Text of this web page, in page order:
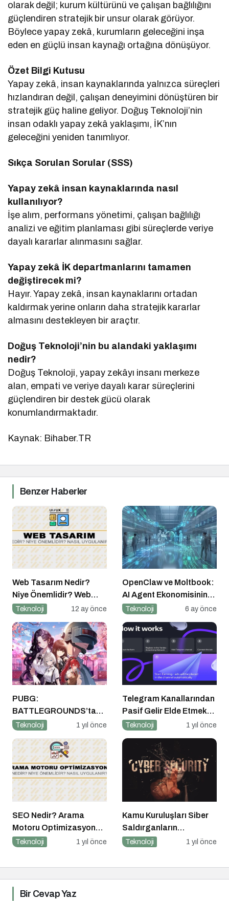
olarak değil; kurum kültürünü ve çalışan bağlılığını
güçlendiren stratejik bir unsur olarak görüyor.
Böylece yapay zekâ, kurumların geleceğini inşa
eden en güçlü insan kaynağı ortağına dönüşüyor.
Özet Bilgi Kutusu
Yapay zekâ, insan kaynaklarında yalnızca süreçleri
hızlandıran değil, çalışan deneyimini dönüştüren bir
stratejik güç haline geliyor. Doğuş Teknoloji’nin
insan odaklı yapay zekâ yaklaşımı, İK’nın
geleceğini yeniden tanımlıyor.
Sıkça Sorulan Sorular (SSS)
Yapay zekâ insan kaynaklarında nasıl
kullanılıyor?
İşe alım, performans yönetimi, çalışan bağlılığı
analizi ve eğitim planlaması gibi süreçlerde veriye
dayalı kararlar alınmasını sağlar.
Yapay zekâ İK departmanlarını tamamen
değiştirecek mi?
Hayır. Yapay zekâ, insan kaynaklarını ortadan
kaldırmak yerine onların daha stratejik kararlar
almasını destekleyen bir araçtır.
Doğuş Teknoloji’nin bu alandaki yaklaşımı
nedir?
Doğuş Teknoloji, yapay zekâyı insanı merkeze
alan, empati ve veriye dayalı karar süreçlerini
güçlendiren bir destek gücü olarak
konumlandırmaktadır.
Kaynak: Bihaber.TR
Benzer Haberler
Web Tasarım Nedir?
Niye Önemlidir? Web
Tasarım Nasıl Yapılır?
Teknoloji 12 ay önce
OpenClaw ve Moltbook:
AI Agent Ekonomisinin
İlk Altyapıları
Teknoloji 6 ay önce
PUBG:
BATTLEGROUNDS’tan
1 Nisan Şakası
Teknoloji 1 yıl önce
Telegram Kanallarından
Pasif Gelir Elde Etmek
Artık Mümkün
Teknoloji 1 yıl önce
SEO Nedir? Arama
Motoru Optimizasyonu
Nasıl Yapılır?
Teknoloji 1 yıl önce
Kamu Kuruluşları Siber
Saldırganların
Hedefinde
Teknoloji 1 yıl önce
Bir Cevap Yaz